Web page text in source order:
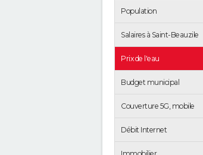
Population
Salaires à Saint-Beauzile
Prix de l'eau
Budget municipal
Couverture 5G, mobile
Débit Internet